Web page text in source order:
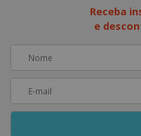
Receba
e